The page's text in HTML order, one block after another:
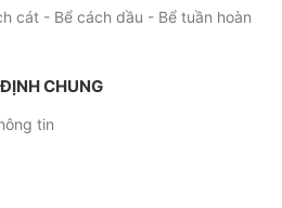
cát - Bể cách dầu - Bể tuần hoàn
CHUNG
tin